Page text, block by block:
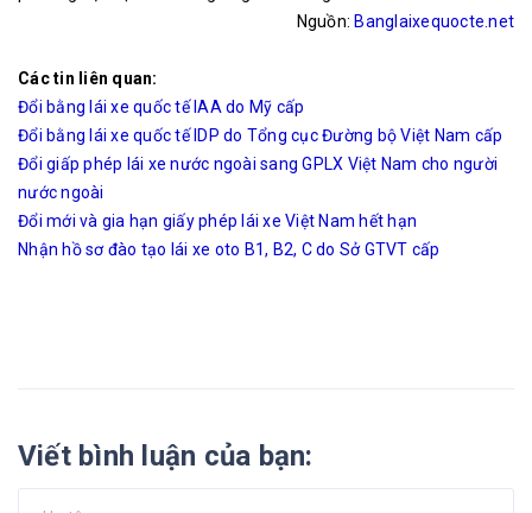
Nguồn: Banglaixequocte.net
Các tin liên quan:
Đổi bằng lái xe quốc tế IAA do Mỹ cấp
Đổi bằng lái xe quốc tế IDP do Tổng cục Đường bộ Việt Nam cấp
Đổi giấp phép lái xe nước ngoài sang GPLX Việt Nam cho người
nước ngoài
Đổi mới và gia hạn giấy phép lái xe Việt Nam hết hạn
Nhận hồ sơ đào tạo lái xe oto B1, B2, C do Sở GTVT cấp
Viết bình luận của bạn: